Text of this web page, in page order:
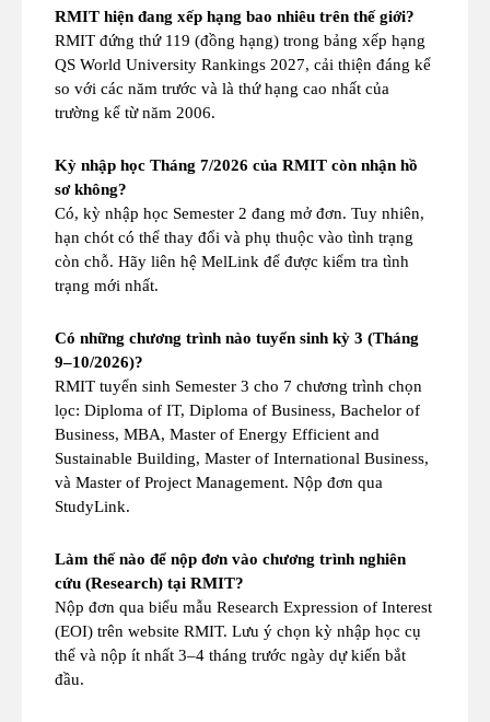
RMIT hiện đang xếp hạng bao nhiêu trên thế giới?
RMIT đứng thứ 119 (đồng hạng) trong bảng xếp hạng
QS World University Rankings 2027, cải thiện đáng kể
so với các năm trước và là thứ hạng cao nhất của
trường kể từ năm 2006.
Kỳ nhập học Tháng 7/2026 của RMIT còn nhận hồ
sơ không?
Có, kỳ nhập học Semester 2 đang mở đơn. Tuy nhiên,
hạn chót có thể thay đổi và phụ thuộc vào tình trạng
còn chỗ. Hãy liên hệ MelLink để được kiểm tra tình
trạng mới nhất.
Có những chương trình nào tuyển sinh kỳ 3 (Tháng
9–10/2026)?
RMIT tuyển sinh Semester 3 cho 7 chương trình chọn
lọc: Diploma of IT, Diploma of Business, Bachelor of
Business, MBA, Master of Energy Efficient and
Sustainable Building, Master of International Business,
và Master of Project Management. Nộp đơn qua
StudyLink.
Làm thế nào để nộp đơn vào chương trình nghiên
cứu (Research) tại RMIT?
Nộp đơn qua biểu mẫu Research Expression of Interest
(EOI) trên website RMIT. Lưu ý chọn kỳ nhập học cụ
thể và nộp ít nhất 3–4 tháng trước ngày dự kiến bắt
đầu.